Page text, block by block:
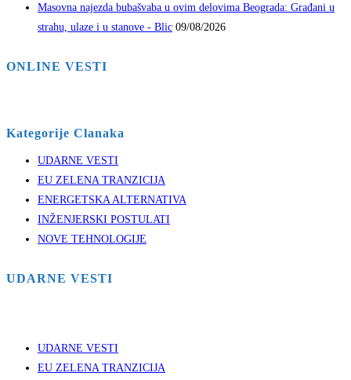
Masovna najezda bubašvaba u ovim delovima Beograda: Građani u
strahu, ulaze i u stanove - Blic 09/08/2026
ONLINE VESTI
Kategorije Clanaka
UDARNE VESTI
EU ZELENA TRANZICIJA
ENERGETSKA ALTERNATIVA
INŽENJERSKI POSTULATI
NOVE TEHNOLOGIJE
UDARNE VESTI
UDARNE VESTI
EU ZELENA TRANZICIJA